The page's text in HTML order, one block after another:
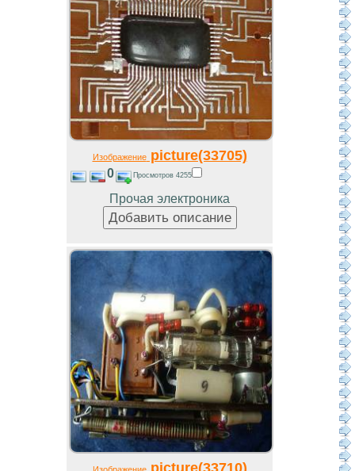
Изображениеpicture(33705)
0 Просмотров 4255
Прочая электроника